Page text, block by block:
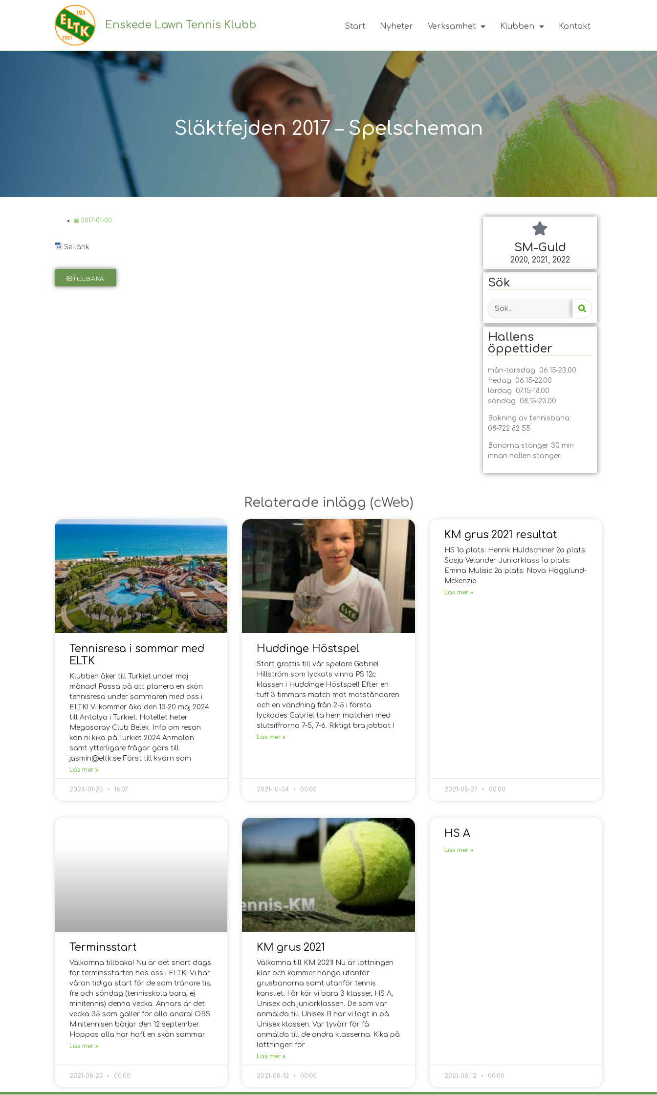
Enskede Lawn Tennis Klubb Start Nyheter Verksamhet Klubben Kontakt
Släktfejden 2017 – Spelscheman
2017-01-03
Se länk
TILLBAKA
SM-Guld
2020, 2021, 2022
Sök
Hallens
öppet­tider
mån-torsdag 06.15–23.00
fredag 06.15–22.00
lördag 07.15–18.00
söndag 08.15–23.00
Bokning av tennisbana:
08-722 82 55
Banorna stänger 30 min
innan hallen stänger.
Relaterade inlägg ​(cWeb)
Tennisresa i sommar med
ELTK
Klubben åker till Turkiet under maj
månad! Passa på att planera en skön
tennisresa under sommaren med oss i
ELTK! Vi kommer åka den 13-20 maj 2024
till Antalya i Turkiet. Hotellet heter
Megasaray Club Belek. Info om resan
kan ni kika på:Turkiet 2024 Anmälan
samt ytterligare frågor görs till
jasmin@eltk.se Först till kvarn som
Läs mer »
2024-01-25 16:07
Huddinge Höstspel
Stort grattis till vår spelare Gabriel
Hillström som lyckats vinna PS 12c
klassen i Huddinge Höstspel! Efter en
tuff 3 timmars match mot motståndaren
och en vändning från 2-5 i första
lyckades Gabriel ta hem matchen med
slutsiffrorna 7-5, 7-6. Riktigt bra jobbat !
Läs mer »
2021-10-04 00:00
KM grus 2021 resultat
HS 1a plats: Henrik Huldschiner 2a plats:
Sasja Velander Juniorklass 1a plats:
Emina Mulisic 2a plats: Nova Hägglund-
Mckenzie
Läs mer »
2021-08-27 00:00
Terminsstart
Välkomna tillbaka! Nu är det snart dags
för terminsstarten hos oss i ELTK! Vi har
våran tidiga start för de som tränare tis,
fre och söndag (tennisskola bara, ej
minitennis) denna vecka. Annars är det
vecka 35 som gäller för alla andra! OBS
Minitennisen börjar den 12 september.
Hoppas alla har haft en skön sommar
Läs mer »
2021-08-23 00:00
KM grus 2021
Välkomna till KM 2021! Nu är lottningen
klar och kommer hänga utanför
grusbanorna samt utanför tennis
kansliet. I år kör vi bara 3 klasser, HS A,
Unisex och juniorklassen. De som var
anmälda till Unisex B har vi lagt in på
Unisex klassen. Var tyvärr för få
anmälda till de andra klasserna. Kika på
lottningen för
Läs mer »
2021-08-12 00:00
HS A
Läs mer »
2021-08-12 00:00